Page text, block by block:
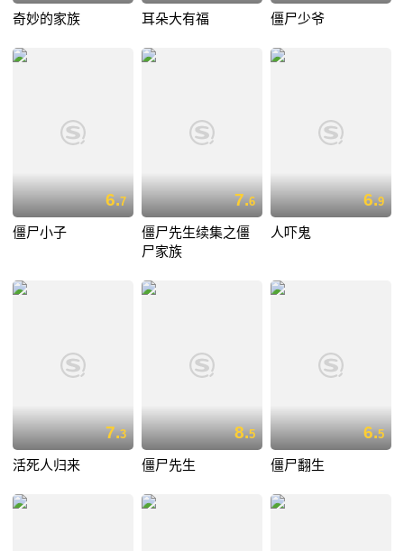
奇妙的家族 耳朵大有福 僵尸少爷
6.7
僵尸小子
7.6
僵尸先生续集之僵
尸家族
6.9
人吓鬼
7.3
活死人归来
8.5
僵尸先生
6.5
僵尸翻生